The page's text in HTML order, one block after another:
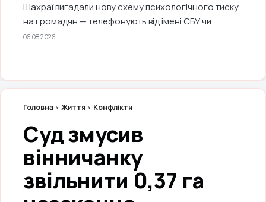
Шахраї вигадали нову схему психологічного тиску
на громадян — телефонують від імені СБУ чи...
06.08.2026